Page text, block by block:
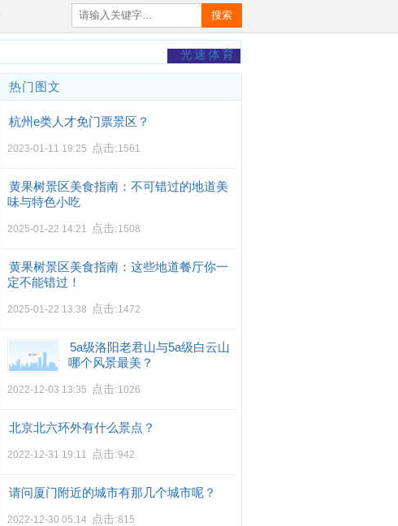
搜索
光速体育
热门图文
杭州e类人才免门票景区？
2023-01-11 19:25 点击:1561
黄果树景区美食指南：不可错过的地道美
味与特色小吃
2025-01-22 14:21 点击:1508
黄果树景区美食指南：这些地道餐厅你一
定不能错过！
2025-01-22 13:38 点击:1472
5a级洛阳老君山与5a级白云山
哪个风景最美？
2022-12-03 13:35 点击:1026
北京北六环外有什么景点？
2022-12-31 19:11 点击:942
请问厦门附近的城市有那几个城市呢？
2022-12-30 05:14 点击:815